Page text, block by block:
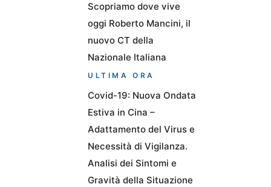
Scopriamo dove vive
oggi Roberto Mancini, il
nuovo CT della
Nazionale Italiana
ULTIMA ORA
Covid-19: Nuova Ondata
Estiva in Cina –
Adattamento del Virus e
Necessità di Vigilanza.
Analisi dei Sintomi e
Gravità della Situazione